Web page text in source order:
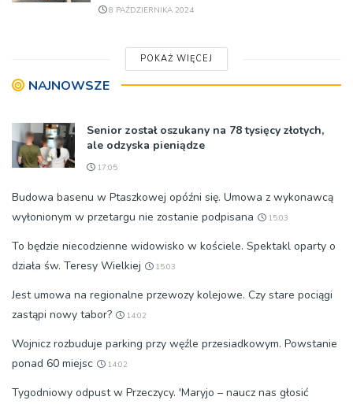
8 PAŹDZIERNIKA 2024
POKAŻ WIĘCEJ
NAJNOWSZE
Senior został oszukany na 78 tysięcy złotych,
ale odzyska pieniądze
17:05
Budowa basenu w Ptaszkowej opóźni się. Umowa z wykonawcą
wyłonionym w przetargu nie zostanie podpisana
15:03
To będzie niecodzienne widowisko w kościele. Spektakl oparty o
działa św. Teresy Wielkiej
15:03
Jest umowa na regionalne przewozy kolejowe. Czy stare pociągi
zastąpi nowy tabor?
14:02
Wojnicz rozbuduje parking przy węźle przesiadkowym. Powstanie
ponad 60 miejsc
14:02
Tygodniowy odpust w Przeczycy. 'Maryjo – naucz nas głosić